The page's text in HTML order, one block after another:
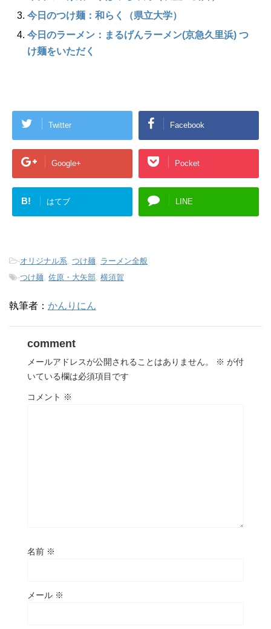
今日のつけ麺：和らく（県立大学）
今日のラーメン：まるげんラーメン(京急久里浜) つ
け麺をいただく
Twitter Facebook
Google+ Pocket
B! はてブ LINE
-オリジナル系, つけ麺, ラーメン全般
-つけ麺, 佐原・大矢部, 横須賀
執筆者： かんりにん
comment
メールアドレスが公開されることはありません。 ※ が付
いている欄は必須項目です
コメント ※
名前 ※
メール ※